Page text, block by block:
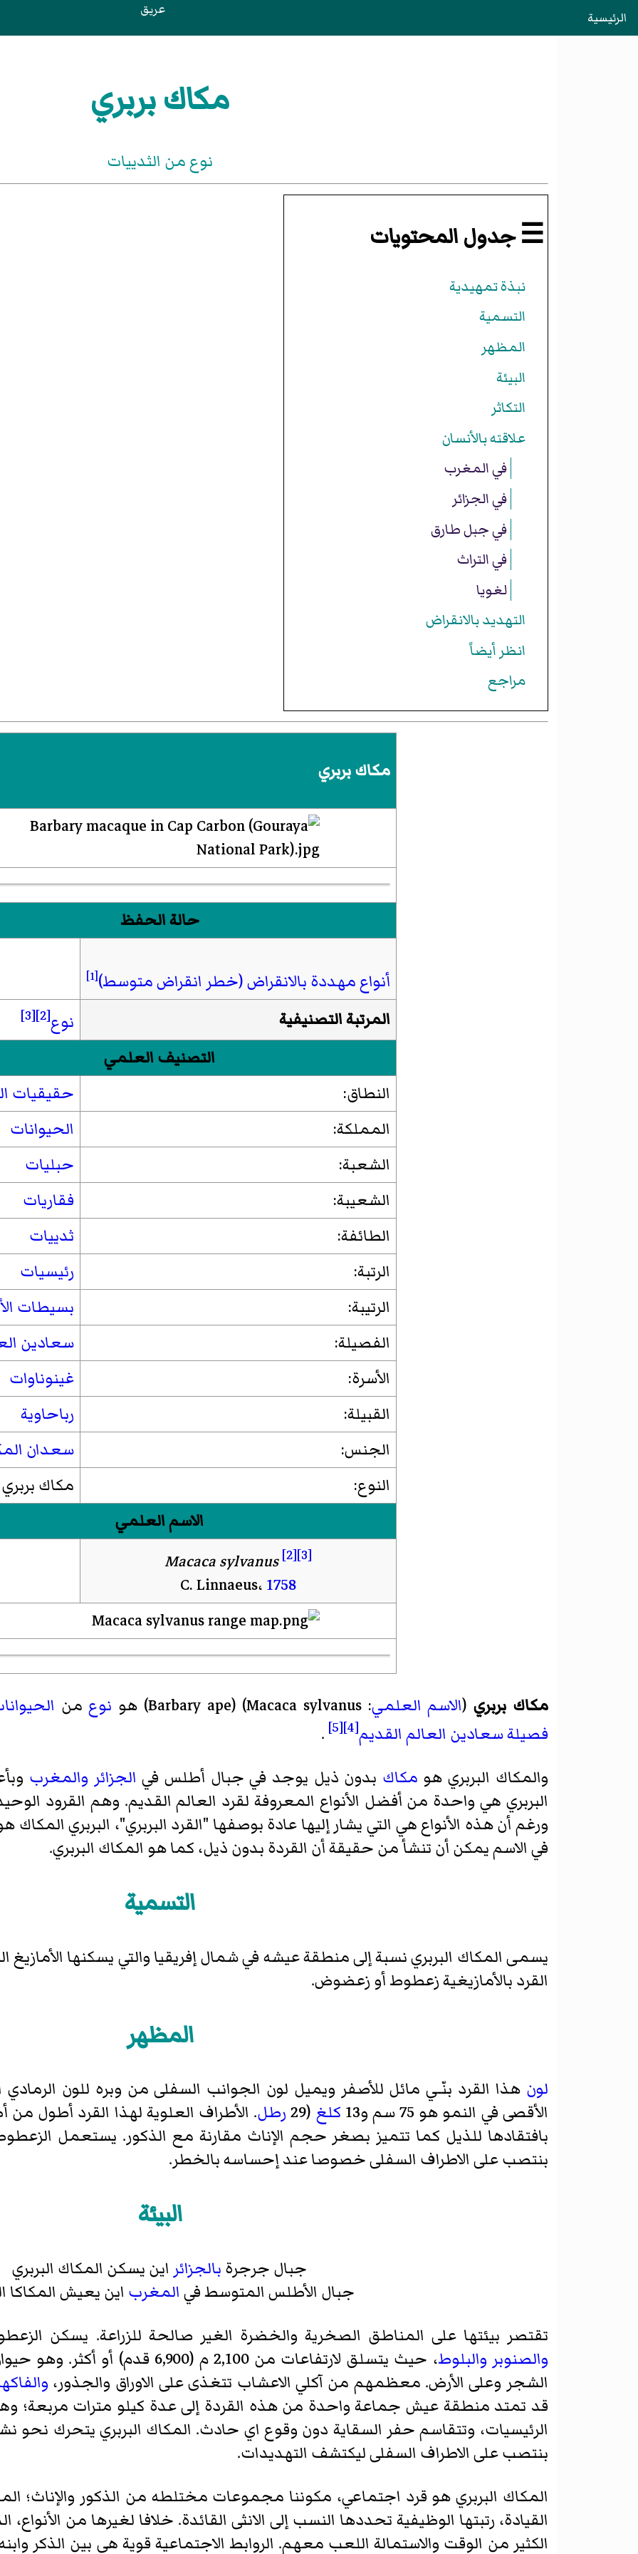
الرئيسية عريق
مكاك بربري
نوع من الثدييات
☰ جدول المحتويات
نبذة تمهيدية
التسمية
المظهر
البيئة
التكاثر
علاقته بالأنسان
في المغرب
في الجزائر
في جبل طارق
في التراث
لغويا
التهديد بالانقراض
انظر أيضاً
مراجع
مكاك بربري
حالة الحفظ
أنواع مهددة بالانقراض (خطر انقراض متوسط)[1]
المرتبة التصنيفية نوع[2]
[3]
التصنيف العلمي
النطاق:
حقيقيات
المملكة:
الحيوانات
الشعبة:
حبليات
الشعيبة:
فقاريات
الطائفة:
ثدييات
الرتبة:
رئيسيات
الرتيبة:
بسيطات
الفصيلة:
سعادين
الأسرة:
غينوناوات
القبيلة:
رباحاوية
الجنس:
سعدان
النوع:
مكاك بربري
الاسم العلمي
Macaca sylvanus [2][3]
C. Linnaeus، 1758
مكاك بربري(الاسم العلمي:
Macaca sylvanus
) (
Barbary ape)‏ هو نوع من
فصيلةسعادين العالم القديم[4]
[5]
.
والمكاك البربري هو مكاك بدون ذيل يوجد في جبال أطلس في الجزائر والمغرب
البربري هي واحدة من أفضل الأنواع المعروفة لقرد العالم القديم. وهم القرود
ورغم أن هذه الأنواع هي التي يشار إليها عادة بوصفها "القرد البربري"، البربري المكاك
في الاسم يمكن أن تنشأ من حقيقة أن القردة بدون ذيل، كما هو المكاك البربري.
التسمية
يسمى المكاك البربري نسبة إلى منطقة عيشه في شمال إفريقيا والتي يسكنها الأمازيغ
القرد بالأمازيغية زعطوط أو زعضوض.
المظهر
لون هذا القرد بنّـي مائل للأصفر ويميل لون الجوانب السفلى من وبره للون
الأقصى في النمو هو 75 سم و13
كلغ (29 رطل. الأطراف العلوية لهذا القرد أطول من
بافتقادها للذيل كما تتميز بصغر حجم الإناث مقارنة مع الذكور. يستعمل
بنتصب على الاطراف السفلى خصوصا عند إحساسه بالخطر.
البيئة
جبال جرجرة بالجزائر اين يسكن المكاك البربري
جبال الأطلس المتوسط في المغرب اين يعيش المكاكا
تقتصر بيئتها على المناطق الصخرية والخضرة الغير صالحة للزراعة. يسكن
والصنوبر والبلوط
، حيث يتسلق لارتفاعات من 2,100 م
الشجر وعلى الأرض. معظمهم من آكلي الاعشاب تتغذى على الاوراق والجذور،
قد تمتد منطقة عيش جماعة واحدة من هذه القردة إلى عدة كيلو مترات مربعة؛
الرئيسيات، وتتقاسم حفر السقاية دون وقوع اي حادث. المكاك البربري يتحرك نحو
بنتصب على الاطراف السفلى ليكتشف التهديدات.
القيادة، رتبتها الوظيفية تحددها النسب إلى الانثى القائدة. خلافا لغيرها من
الكثير من الوقت والاستمالة اللعب معهم. الروابط الاجتماعية قوية هي بين الذكر